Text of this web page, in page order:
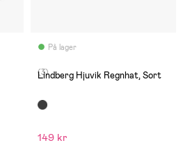
På lager
(3)
Lindberg Hjuvik Regnhat, Sort
149 kr